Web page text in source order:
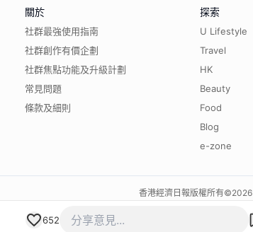
652
關於
社群最強使用指南
社群創作有價企劃
社群焦點功能及升級計劃
常見問題
條款及細則
探索
U Lifestyle
Travel
HK
Beauty
Food
Blog
e-zone
香港經濟日報版權所有©2026